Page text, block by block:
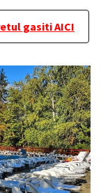
gasiti AICI